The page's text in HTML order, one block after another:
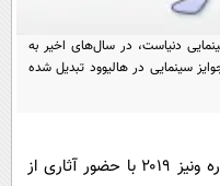
دنیاست، در سال‌های اخیر به
سینمایی در هالیوود تبدیل شده
فهرست فیلم‌های بخش رقابتی جشنواره ونیز ۲۰۱۹ با حضور آثاری از